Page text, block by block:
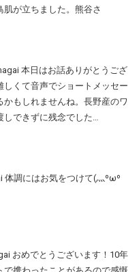
が立ちました。熊谷さ
本日はお話ありがとうござ
くて音声でショートメッセー
もしれませんね。長野産のワ
できずに残念でした…
体調にはお気をつけて(灬ºωº
おめでとうございます！10年